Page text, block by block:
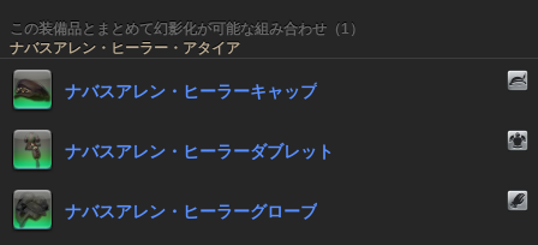
この装備品とまとめて幻影化が可能な組み合わせ（1）
ナバスアレン・ヒーラー・アタイア
ナバスアレン・ヒーラーキャップ
ナバスアレン・ヒーラーダブレット
ナバスアレン・ヒーラーグローブ